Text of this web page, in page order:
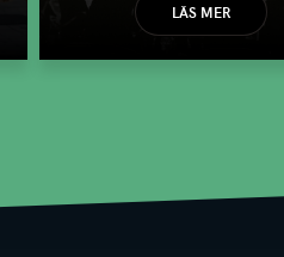
LÄS MER